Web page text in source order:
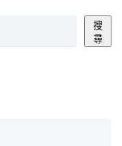
搜
尋